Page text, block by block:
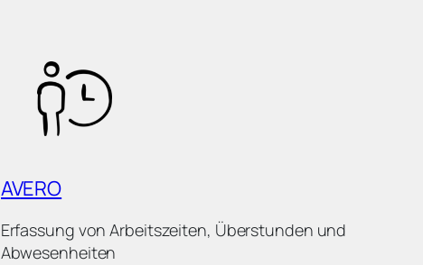
AVERO
Erfassung von Arbeitszeiten, Überstunden und
Abwesenheiten